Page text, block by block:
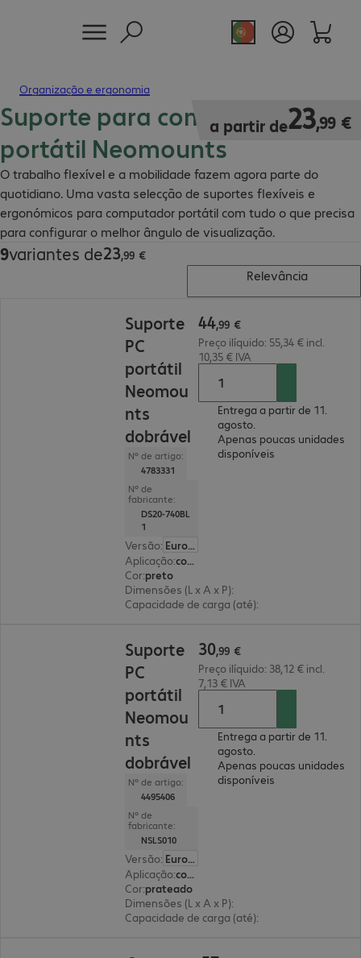
Organização e ergonomia
Suporte para computador
portátil Neomounts
O trabalho flexível e a mobilidade fazem agora parte do
quotidiano. Uma vasta selecção de suportes flexíveis e
ergonómicos para computador portátil com tudo o que precisa
para configurar o melhor ângulo de visualização.
a partir de23,99 €
23,99 €
9variantes de23,99 €
23,99 €
Relevância
Suporte
PC
portátil
Neomou
nts
dobrável
Nº de artigo:
4783331
Nº de
fabricante:
DS20-740BL
1
Versão:
Europa
Aplicação:
computador portátil
Cor:preto
Dimensões (L x A x P):
Capacidade de carga (até):
44,99 €
Preço ilíquido: 55,34 € incl.
10,35 € IVA
Entrega a partir de 11.
agosto.
Apenas poucas unidades
disponíveis
Suporte
PC
portátil
Neomou
nts
dobrável
Nº de artigo:
4495406
Nº de
fabricante:
NSLS010
Versão:
Europa
Aplicação:
computador portátil, tablet
Cor:prateado
Dimensões (L x A x P):
Capacidade de carga (até):
30,99 €
Preço ilíquido: 38,12 € incl.
7,13 € IVA
Entrega a partir de 11.
agosto.
Apenas poucas unidades
disponíveis